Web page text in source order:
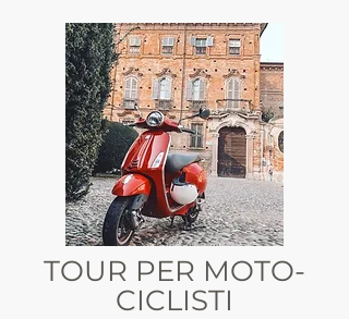
TOUR PER MOTO-
CICLISTI